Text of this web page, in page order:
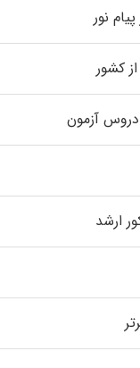
نور
کشور
آزمون
ارشد